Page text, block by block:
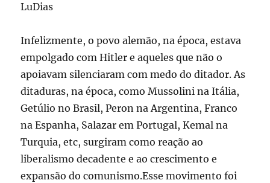
LuDias
Infelizmente, o povo alemão, na época, estava
empolgado com Hitler e aqueles que não o
apoiavam silenciaram com medo do ditador. As
ditaduras, na época, como Mussolini na Itália,
Getúlio no Brasil, Peron na Argentina, Franco
na Espanha, Salazar em Portugal, Kemal na
Turquia, etc, surgiram como reação ao
liberalismo decadente e ao crescimento e
expansão do comunismo.Esse movimento foi